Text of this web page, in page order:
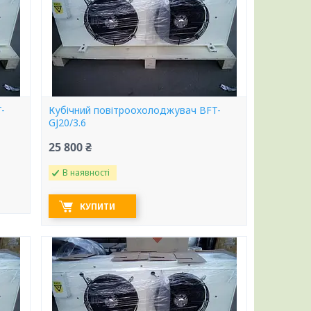
Кубічний повітроохолоджувач BFT-
GJ20/3.6
25 800 ₴
В наявності
КУПИТИ